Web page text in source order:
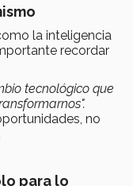
la inteligencia
recordar
tecnológico que
no
para lo